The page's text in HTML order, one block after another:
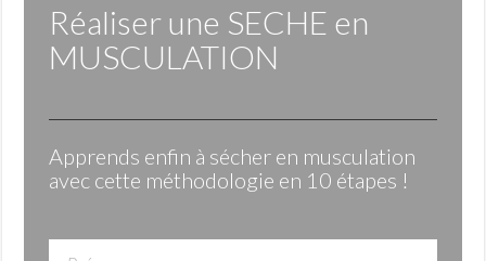
Réaliser une SECHE en
MUSCULATION
Apprends enfin à sécher en musculation
avec cette méthodologie en 10 étapes !